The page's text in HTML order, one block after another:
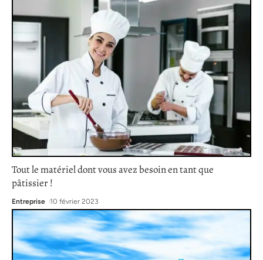
Tout le matériel dont vous avez besoin en tant que
pâtissier !
Entreprise 10 février 2023